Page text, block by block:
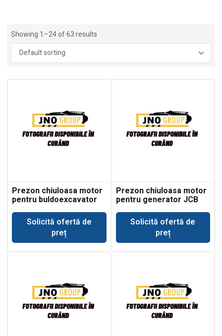
Showing 1–24 of 63 results
Prezon chiuloasa motor
pentru buldoexcavator
Solicită ofertă de
preț
Prezon chiuloasa motor
pentru generator JCB
Solicită ofertă de
preț